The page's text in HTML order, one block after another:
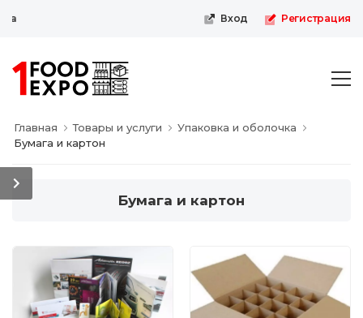
Первая пищевая онлайн-
Вход Регистрация
Главная Товары и услуги
Упаковка и оболочка
Бумага и картон
Бумага и картон